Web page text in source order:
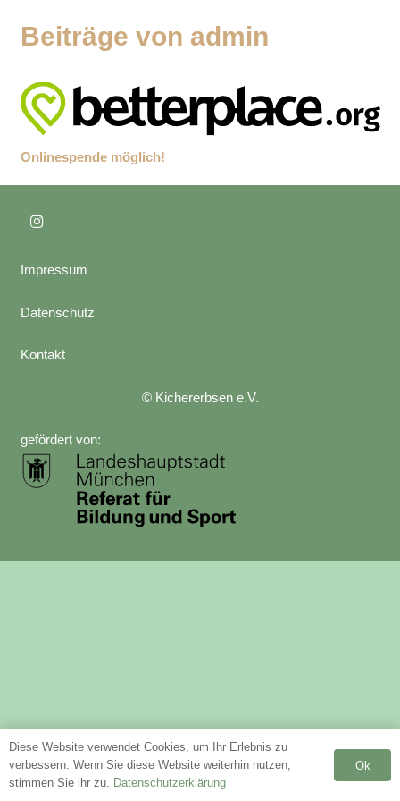
Beiträge von admin
Onlinespende möglich!
Impressum
Datenschutz
Kontakt
© Kichererbsen e.V.
gefördert von:
Diese Website verwendet Cookies, um Ihr Erlebnis zu
verbessern. Wenn Sie diese Website weiterhin nutzen,
stimmen Sie ihr zu. Datenschutzerklärung
Ok